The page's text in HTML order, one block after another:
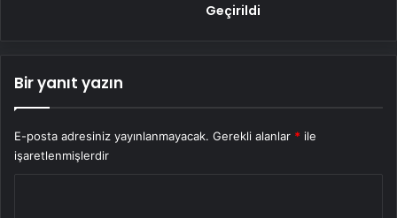
Geçirildi
Bir yanıt yazın
E-posta adresiniz yayınlanmayacak. Gerekli alanlar * ile
işaretlenmişlerdir